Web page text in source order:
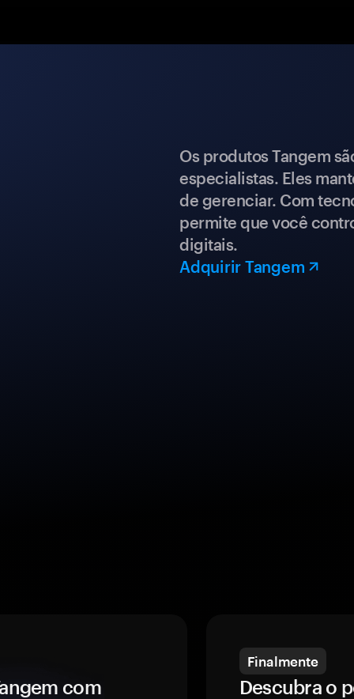
Os produtos Tangem
especialistas. Eles
de gerenciar. Com
permite que você
digitais.
Adquirir Tangem
com
Finalmente
Descubra o